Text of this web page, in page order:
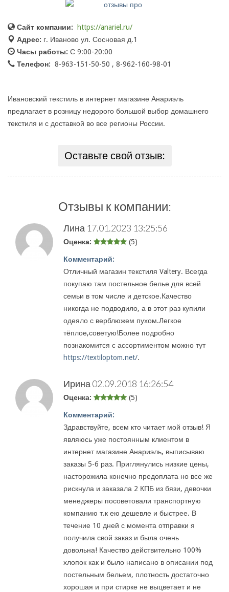
Сайт компании:
https://anariel.ru/
Адрес: г. Иваново ул. Сосновая д.1
Часы работы: С 9:00-20:00
Телефон: 8-963-151-50-50 , 8-962-160-98-01
Ивановский текстиль в интернет магазине Анариэль
предлагает в розницу недорого большой выбор домашнего
текстиля и с доставкой во все регионы России.
Оставьте свой отзыв:
Отзывы к компании:
Лина 17.01.2023 13:25:56
Оценка: (5)
Комментарий:
Отличный магазин текстиля Valtery. Всегда
покупаю там постельное белье для всей
семьи в том числе и детское.Качество
никогда не подводило, а в этот раз купили
одеяло с верблюжем пухом.Легкое
тёплое,советую!Более подробно
познакомится с ассортиментом можно тут
https://textiloptom.net/.
Ирина 02.09.2018 16:26:54
Оценка: (5)
Комментарий:
Здравствуйте, всем кто читает мой отзыв! Я
являюсь уже постоянным клиентом в
интернет магазине Анариэль, выписываю
заказы 5-6 раз. Приглянулись низкие цены,
насторожила конечно предоплата но все же
рискнула и заказала 2 КПБ из бязи, девочки
менеджеры посоветовали транспортную
компанию т.к ею дешевле и быстрее. В
течение 10 дней с момента отправки я
получила свой заказ и была очень
довольна! Качество действительно 100%
хлопок как и было написано в описании под
постельным бельем, плотность достаточно
хорошая и при стирке не выцветает и не